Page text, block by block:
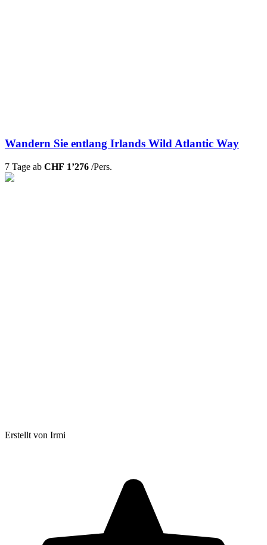
Wandern Sie entlang Irlands Wild Atlantic Way
7 Tage ab CHF 1’276 /Pers.
Erstellt von Irmi